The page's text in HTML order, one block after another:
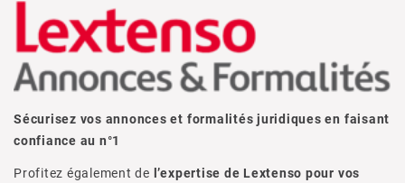
Sécurisez vos annonces et formalités juridiques en faisant
confiance au n°1
Profitez également de l’expertise de Lextenso pour vos